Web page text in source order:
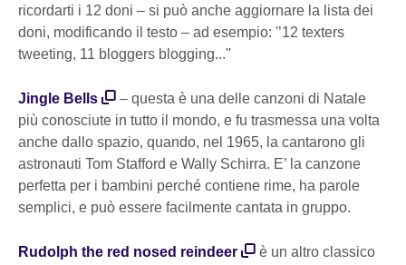
ricordarti i 12 doni – si può anche aggiornare la lista dei
doni, modificando il testo – ad esempio: '’12 texters
tweeting, 11 bloggers blogging...''
Jingle Bells
– questa è una delle canzoni di Natale
più conosciute in tutto il mondo, e fu trasmessa una volta
anche dallo spazio, quando, nel 1965, la cantarono gli
astronauti Tom Stafford e Wally Schirra. E’ la canzone
perfetta per i bambini perché contiene rime, ha parole
semplici, e può essere facilmente cantata in gruppo.
Rudolph the red nosed reindeer
è un altro classico